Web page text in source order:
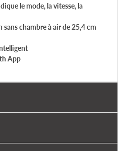
le mode, la vitesse, la
chambre à air de25,4 cm
App